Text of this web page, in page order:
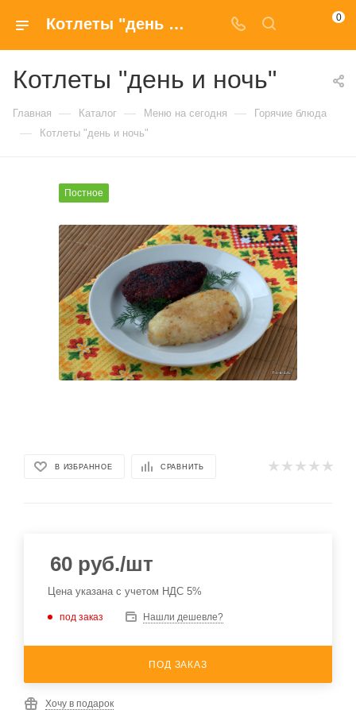
Котлеты "день и ночь" купить в Москве по доступным ценам 0
Котлеты "день и ночь"
Главная — Каталог — Меню на сегодня — Горячие блюда
— Котлеты "день и ночь"
Постное
В ИЗБРАННОЕ СРАВНИТЬ
60 руб./шт
Цена указана с учетом НДС 5%
под заказ Нашли дешевле?
ПОД ЗАКАЗ
Хочу в подарок